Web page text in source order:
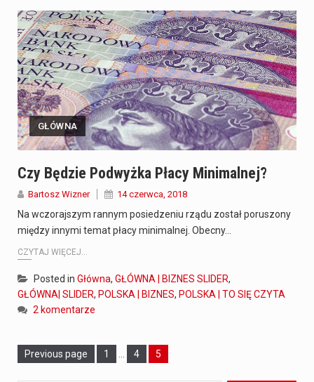
GŁÓWNA
Czy Będzie Podwyżka Płacy Minimalnej?
Bartosz Wizner 14 czerwca, 2018
Na wczorajszym rannym posiedzeniu rządu został poruszony
między innymi temat płacy minimalnej. Obecny…
CZYTAJ WIĘCEJ...
Posted in Główna, GŁÓWNA | BIZNES SLIDER,
GŁÓWNA| SLIDER, POLSKA | BIZNES, POLSKA | TO SIĘ CZYTA
2 komentarze
Previous page Page
1 Page
4 Page
5